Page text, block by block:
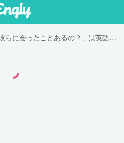
「以前彼らに会ったことあるの？」は英語で "Have you met them before?"